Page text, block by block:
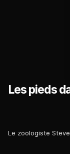
Les pieds